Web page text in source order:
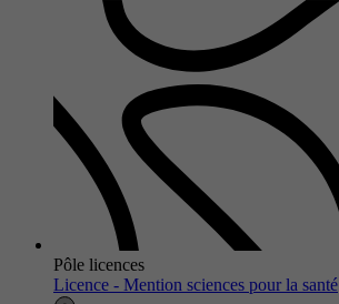
Pôle licences
Licence - Mention sciences pour la santé